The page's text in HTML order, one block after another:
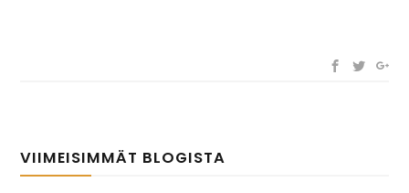
VIIMEISIMMÄT BLOGISTA